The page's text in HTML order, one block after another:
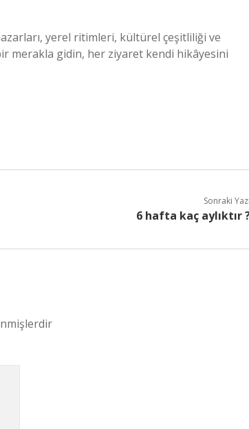
yerel ritimleri, kültürel çeşitliliği ve
merakla gidin, her ziyaret kendi hikâyesini
Sonraki
6 hafta kaç aylıktır